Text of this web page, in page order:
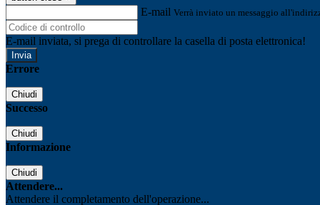
E-mail Verrà inviato un messaggio
E-mail inviata, si prega di controllare la casella di posta elettronica!
Errore
Chiudi
Successo
Chiudi
Informazione
Chiudi
Attendere...
Attendere il completamento dell'operazione...